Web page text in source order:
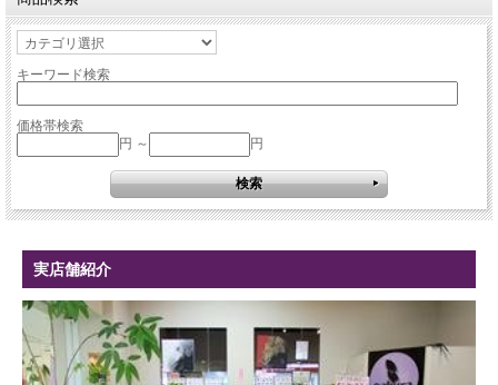
キーワード検索
価格帯検索
円 ～
円
実店舗紹介